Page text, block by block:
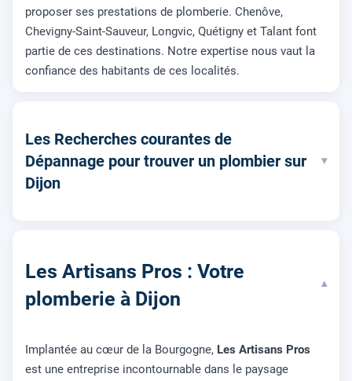
proposer ses prestations de plomberie. Chenôve,
Chevigny-Saint-Sauveur, Longvic, Quétigny et Talant font
partie de ces destinations. Notre expertise nous vaut la
confiance des habitants de ces localités.
Les Recherches courantes de
Dépannage pour trouver un plombier sur
Dijon
▾
Les Artisans Pros : Votre
plomberie à Dijon
▾
Implantée au cœur de la Bourgogne, Les Artisans Pros
est une entreprise incontournable dans le paysage